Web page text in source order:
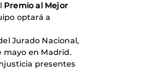
Premio al Mejor
optará a
Jurado Nacional,
mayo en Madrid.
presentes